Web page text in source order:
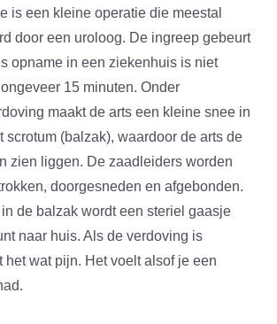
is een kleine operatie die meestal
door een uroloog. De ingreep gebeurt
opname in een ziekenhuis is niet
15 minuten. Onder
maakt de arts een kleine snee in
scrotum (balzak), waardoor de arts de
zien liggen. De zaadleiders worden
doorgesneden en afgebonden.
de balzak wordt een steriel gaasje
naar huis. Als de verdoving is
het wat pijn. Het voelt alsof je een